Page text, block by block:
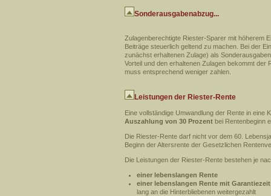
Sonderausgabenabzug...
Zulagenberechtigte Riester-Sparer mit höherem
Beiträge steuerlich geltend zu machen. Bei der
zunächst erhaltenen Zulage) als
Vorteil und den erhaltenen Zulagen bekommt
muss entsprechend weniger zahlen.
Leistungen der Riester-Rente
Eine vollständige Umwandlung der Rente in
Auszahlung von 30 Prozent bei Rentenbeginn
Die Riester-Rente darf nicht vor dem 60.
Beginn der Altersrente der Gesetzlichen
Die Leistungen der Riester-Rente bestehen je
einer lebenslangen Rente
einer lebenslangen Rente mit Garantiezeit
lang an die Hinterbliebenen weitergezahlt